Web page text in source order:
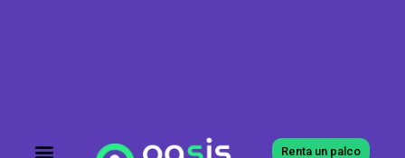
Renta un palco